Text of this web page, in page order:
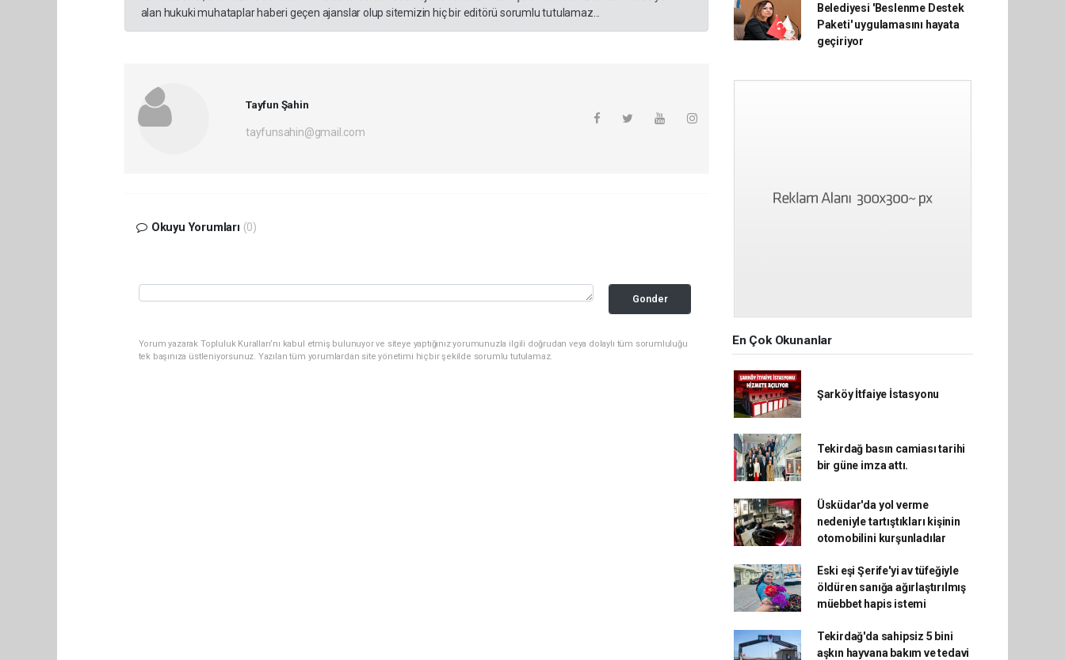
alan hukuki muhataplar haberi geçen ajanslar olup sitemizin hiç bir editörü sorumlu tutulamaz...
Tayfun Şahin
tayfunsahin@gmail.com
Okuyu Yorumları (0)
Gonder
Yorum yazarak Topluluk Kuralları’nı kabul etmiş bulunuyor ve siteye yaptığınız yorumunuzla ilgili doğrudan veya dolaylı tüm sorumluluğu
tek başınıza üstleniyorsunuz. Yazılan tüm yorumlardan site yönetimi hiçbir şekilde sorumlu tutulamaz.
Belediyesi 'Beslenme Destek
Paketi' uygulamasını hayata
geçiriyor
En Çok Okunanlar
Şarköy İtfaiye İstasyonu
Tekirdağ basın camiası tarihi
bir güne imza attı.
Üsküdar'da yol verme
nedeniyle tartıştıkları kişinin
otomobilini kurşunladılar
Eski eşi Şerife'yi av tüfeğiyle
öldüren sanığa ağırlaştırılmış
müebbet hapis istemi
Tekirdağ'da sahipsiz 5 bini
aşkın hayvana bakım ve tedavi